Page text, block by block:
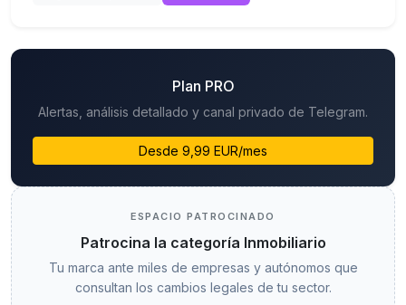
Plan PRO
Alertas, análisis detallado y canal privado de Telegram.
Desde 9,99 EUR/mes
ESPACIO PATROCINADO
Patrocina la categoría Inmobiliario
Tu marca ante miles de empresas y autónomos que
consultan los cambios legales de tu sector.